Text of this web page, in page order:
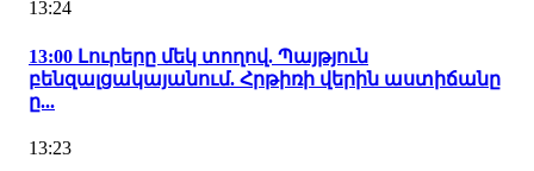
13:24
13:00 Լուրերը մեկ տողով. Պայթյուն
բենզալցակայանում. Հրթիռի վերին աստիճանը
ը...
13:23